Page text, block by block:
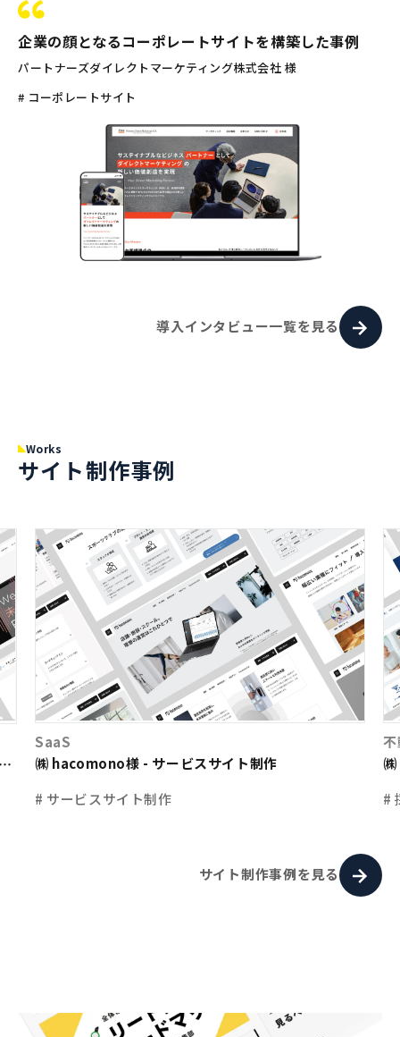
企業の顔となるコーポレートサイトを構築した事例
パートナーズダイレクトマーケティング株式会社 様
# コーポレートサイト
導入インタビュー一覧を見る
Works
サイト制作事例
SaaS
㈱ hacomono様 - サービスサイト制作
# サービスサイト制作
#
サイト制作事例を見る